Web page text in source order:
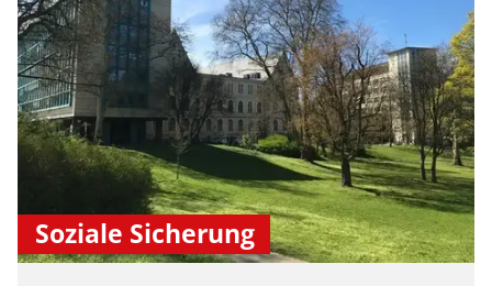
Soziale Sicherung